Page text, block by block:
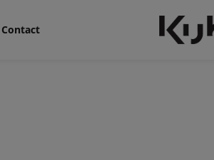
Contact